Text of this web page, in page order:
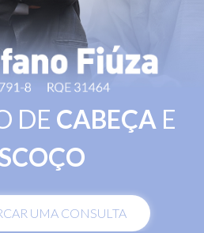
DE CABEÇA E
UMA CONSULTA